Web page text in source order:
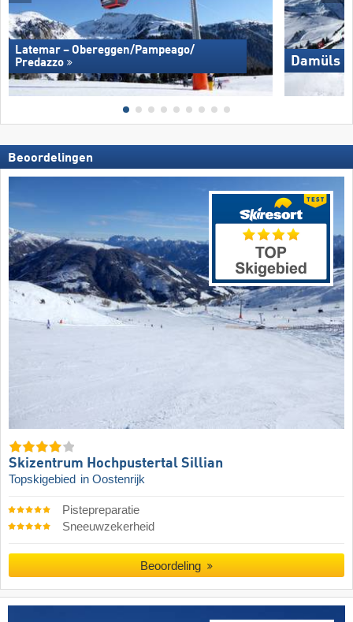
Latemar – Obereggen/​Pampeago/​
Predazzo
Damüls
Beoordelingen
Skizentrum Hochpustertal Sillian
Topskigebied in Oostenrijk
Pistepreparatie
Sneeuwzekerheid
Beoordeling